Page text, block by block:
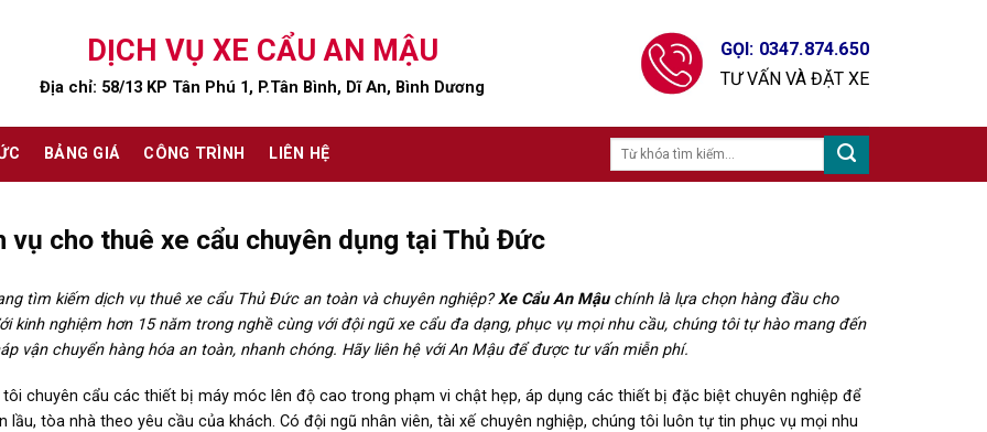
DỊCH VỤ XE CẨU AN MẬU
Địa chỉ: 58/13 KP Tân Phú 1, P.Tân Bình, Dĩ An, Bình Dương
GỌI: 0347.874.650
TƯ VẤN VÀ ĐẶT XE
BẢNG GIÁ CÔNG TRÌNH LIÊN HỆ
vụ cho thuê xe cẩu chuyên dụng tại Thủ Đức
tìm kiếm dịch vụ thuê xe cẩu Thủ Đức an toàn và chuyên nghiệp?Xe Cẩu An Mậuchính là lựa chọn hàng đầu cho
kinh nghiệm hơn 15 năm trong nghề cùng với đội ngũ xe cẩu đa dạng, phục vụ mọi nhu cầu, chúng tôi tự hào mang đến
vận chuyển hàng hóa an toàn, nhanh chóng. Hãy liên hệ với An Mậu để được tư vấn miễn phí.
tôi chuyên cẩu các thiết bị máy móc lên độ cao trong phạm vi chật hẹp, áp dụng các thiết bị đặc biệt chuyên nghiệp để
lầu, tòa nhà theo yêu cầu của khách. Có đội ngũ nhân viên, tài xế chuyên nghiệp, chúng tôi luôn tự tin phục vụ mọi nhu